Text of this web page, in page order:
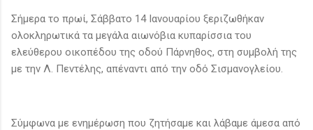
Σήμερα το πρωί, Σάββατο 14 Ιανουαρίου ξεριζωθήκαν
ολοκληρωτικά τα μεγάλα αιωνόβια κυπαρίσσια του
ελεύθερου οικοπέδου της οδού Πάρνηθος, στη συμβολή της
με την Λ. Πεντέλης, απέναντι από την οδό Σισμανογλείου.
Σύμφωνα με ενημέρωση που ζητήσαμε και λάβαμε άμεσα από